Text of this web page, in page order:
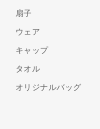
扇子
ウェア
キャップ
タオル
オリジナルバッグ